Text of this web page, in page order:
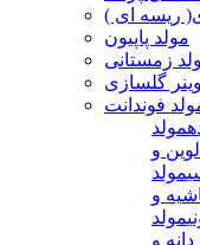
ریسه ای )
مولد پاپیون
زمستانی
وینر گلسازی
فوندانت
مولد
و
مولد
و
مولد
و